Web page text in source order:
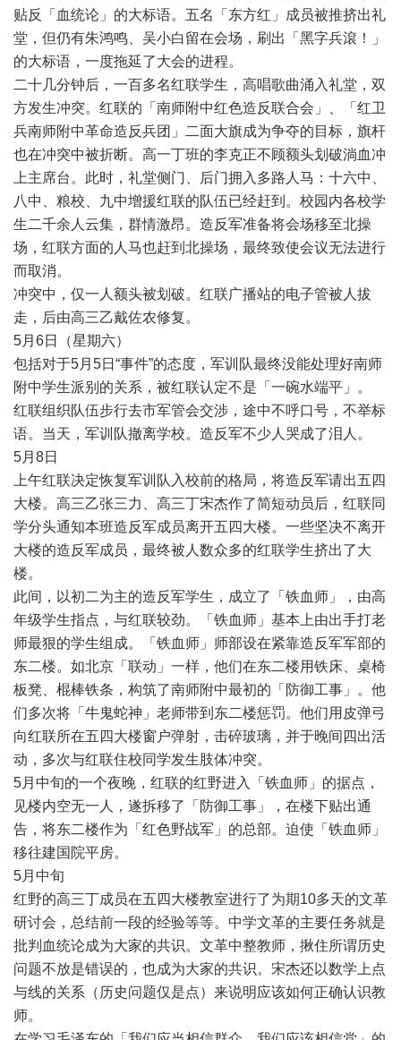
贴反「血统论」的大标语。五名「东方红」成员被推挤出礼
堂，但仍有朱鸿鸣、吴小白留在会场，刷出「黑字兵滾！」
的大标语，一度拖延了大会的进程。
二十几分钟后，一百多名红联学生，高唱歌曲涌入礼堂，双
方发生冲突。红联的「南师附中红色造反联合会」、「红卫
兵南师附中革命造反兵团」二面大旗成为争夺的目标，旗杆
也在冲突中被折断。高一丁班的李克正不顾额头划破淌血冲
上主席台。此时，礼堂侧门、后门拥入多路人马：十六中、
八中、粮校、九中增援红联的队伍已经赶到。校园内各校学
生二千余人云集，群情激昂。造反军准备将会场移至北操
场，红联方面的人马也赶到北操场，最终致使会议无法进行
而取消。
冲突中，仅一人额头被划破。红联广播站的电子管被人拔
走，后由高三乙戴佐农修复。
5月 6日（星期六）
包括对于5月 5日 “事件”的态度，军训队最终没能处理好南师
附中学生派别的关系，被红联认定不是「一碗水端平」。
红联组织队伍步行去市军管会交涉，途中不呼口号，不举标
语。当天，军训队撤离学校。造反军不少人哭成了泪人。
5月 8日
上午红联决定恢复军训队入校前的格局，将造反军请出五四
大楼。高三乙张三力、高三丁宋杰作了简短动员后，红联同
学分头通知本班造反军成员离开五四大楼。一些坚决不离开
大楼的造反军成员，最终被人数众多的红联学生挤出了大
楼。
此间，以初二为主的造反军学生，成立了「铁血师」，由高
年级学生指点，与红联较劲。「铁血师」基本上由出手打老
师最狠的学生组成。「铁血师」师部设在紧靠造反军军部的
东二楼。如北京「联动」一样，他们在东二楼用铁床、桌椅
板凳、棍棒铁条，构筑了南师附中最初的「防御工事」。他
们多次将「牛鬼蛇神」老师带到东二楼惩罚。他们用皮弹弓
向红联所在五四大楼窗户弹射，击碎玻璃，并于晚间四出活
动，多次与红联住校同学发生肢体冲突。
5月中旬的一个夜晚，红联的红野进入「铁血师」的据点，
见楼内空无一人，遂拆移了「防御工事」，在楼下贴出通
告，将东二楼作为「红色野战军」的总部。迫使「铁血师」
移往建国院平房。
5月中旬
红野的高三丁成员在五四大楼教室进行了为期10多天的文革
研讨会，总结前一段的经验等等。中学文革的主要任务就是
批判血统论成为大家的共识。文革中整教师，揪住所谓历史
问题不放是错误的，也成为大家的共识。宋杰还以数学上点
与线的关系（历史问题仅是点）来说明应该如何正确认识教
师。